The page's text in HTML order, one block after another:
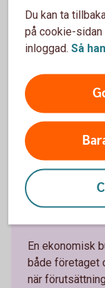
På ett
Vilket konto
storlek och hur
Sparkonton för
Därför
En ekonomisk
både företaget
när
Du kan ta
på cookie-sidan
inloggad. Så